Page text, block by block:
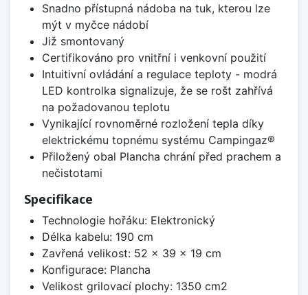
Snadno přístupná nádoba na tuk, kterou lze
mýt v myčce nádobí
Již smontovaný
Certifikováno pro vnitřní i venkovní použití
Intuitivní ovládání a regulace teploty - modrá
LED kontrolka signalizuje, že se rošt zahřívá
na požadovanou teplotu
Vynikající rovnoměrné rozložení tepla díky
elektrickému topnému systému Campingaz®
Přiložený obal Plancha chrání před prachem a
nečistotami
Specifikace
Technologie hořáku: Elektronický
Délka kabelu: 190 cm
Zavřená velikost: 52 x 39 x 19 cm
Konfigurace: Plancha
Velikost grilovací plochy: 1350 cm2